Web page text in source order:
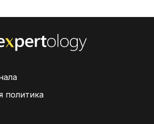
политика